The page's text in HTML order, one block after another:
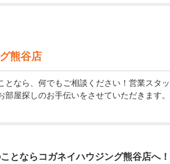
熊谷店
となら、何でもご相談ください！営業スタ
部屋探しのお手伝いをさせていただきます。
となら コガネイハウジング熊谷店へ！